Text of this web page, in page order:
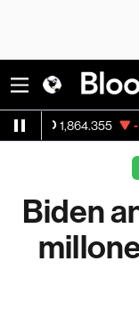
-2.90%
Biden